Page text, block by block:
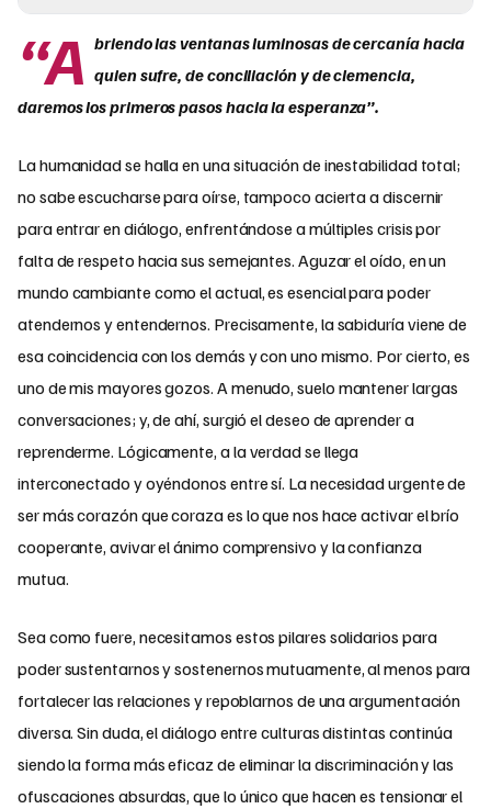
“A briendo las ventanas luminosas de cercanía hacia
quien sufre, de conciliación y de clemencia,
daremos los primeros pasos hacia la esperanza”.
La humanidad se halla en una situación de inestabilidad total;
no sabe escucharse para oírse, tampoco acierta a discernir
para entrar en diálogo, enfrentándose a múltiples crisis por
falta de respeto hacia sus semejantes. Aguzar el oído, en un
mundo cambiante como el actual, es esencial para poder
atendernos y entendernos. Precisamente, la sabiduría viene de
esa coincidencia con los demás y con uno mismo. Por cierto, es
uno de mis mayores gozos. A menudo, suelo mantener largas
conversaciones; y, de ahí, surgió el deseo de aprender a
reprenderme. Lógicamente, a la verdad se llega
interconectado y oyéndonos entre sí. La necesidad urgente de
ser más corazón que coraza es lo que nos hace activar el brío
cooperante, avivar el ánimo comprensivo y la confianza
mutua.
Sea como fuere, necesitamos estos pilares solidarios para
poder sustentarnos y sostenernos mutuamente, al menos para
fortalecer las relaciones y repoblarnos de una argumentación
diversa. Sin duda, el diálogo entre culturas distintas continúa
siendo la forma más eficaz de eliminar la discriminación y las
ofuscaciones absurdas, que lo único que hacen es tensionar el